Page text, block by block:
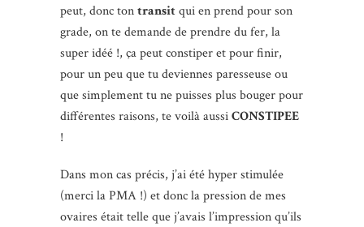
peut, donc tontransitqui en prend pour son
grade, on te demande de prendre du fer, la
super idéé !, ça peut constiper et pour finir,
pour un peu que tu deviennes paresseuse ou
que simplement tu ne puisses plus bouger pour
différentes raisons, te voilà aussiCONSTIPEE
!
Dans mon cas précis, j’ai été hyper stimulée
(merci la PMA !) et donc la pression de mes
ovaires était telle que j’avais l’impression qu’ils